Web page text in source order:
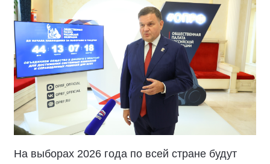
На выборах 2026 года по всей стране будут